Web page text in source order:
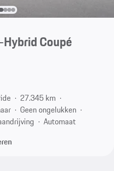
Hybrid Coupé
27.345 km
Geen ongelukken
Automaat